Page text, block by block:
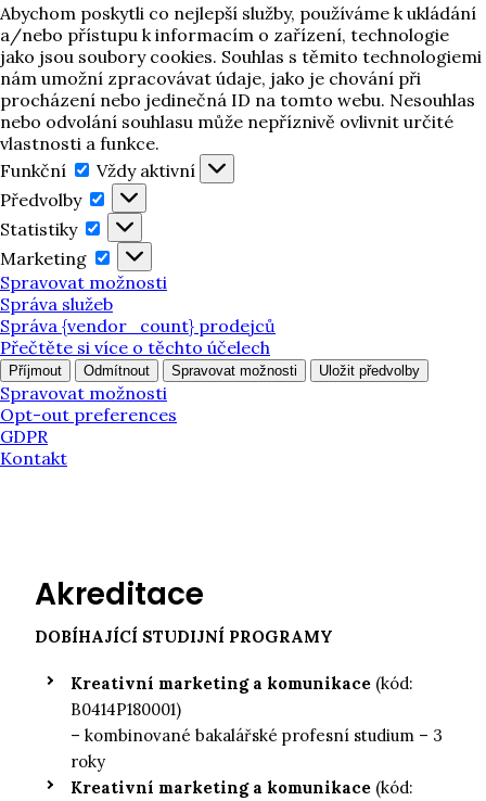
Abychom poskytli co nejlepší služby, používáme k ukládání
a/nebo přístupu k informacím o zařízení, technologie
jako jsou soubory cookies. Souhlas s těmito technologiemi
nám umožní zpracovávat údaje, jako je chování při
procházení nebo jedinečná ID na tomto webu. Nesouhlas
nebo odvolání souhlasu může nepříznivě ovlivnit určité
vlastnosti a funkce.
Funkční
Funkční
Vždy aktivní
Předvolby
Předvolby
Statistiky
Statistiky
Marketing
Marketing
Spravovat možnosti
Správa služeb
Správa {vendor_count} prodejců
Přečtěte si více o těchto účelech
Příjmout Odmítnout Spravovat možnosti Uložit předvolby
Spravovat možnosti
Opt-out preferences
GDPR
Kontakt
Akreditace
DOBÍHAJÍCÍ STUDIJNÍ PROGRAMY
Kreativní marketing a komunikace (kód:
B0414P180001)
– kombinované bakalářské profesní studium – 3
roky
Kreativní marketing a komunikace (kód: